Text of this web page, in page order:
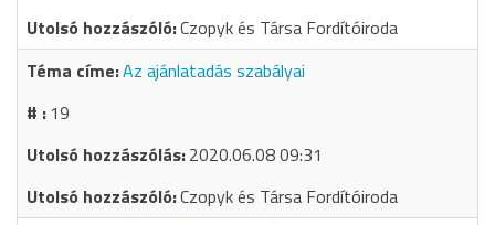
Czopyk és Társa Fordítóiroda
Az ajánlatadás szabályai
19
2020.06.08 09:31
Czopyk és Társa Fordítóiroda